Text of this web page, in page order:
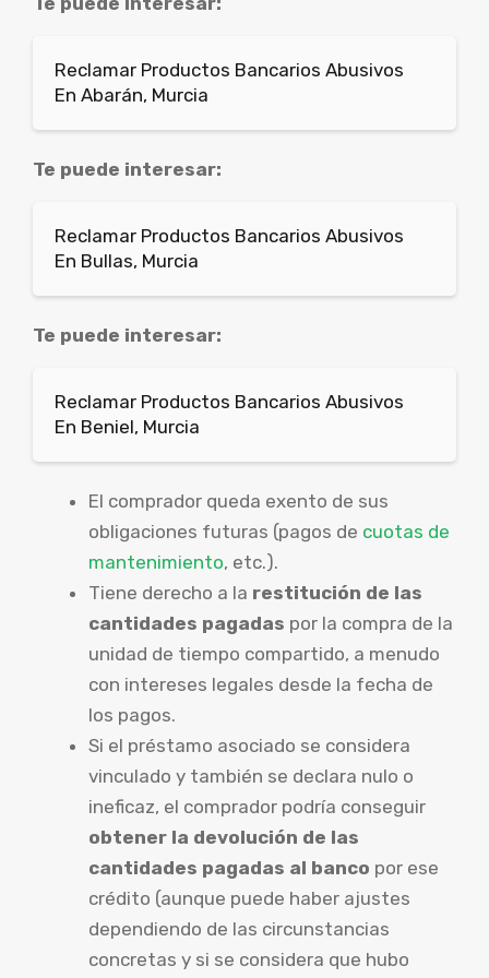
Reclamar Productos Bancarios Abusivos
En Abarán, Murcia
Te puede interesar:
Reclamar Productos Bancarios Abusivos
En Bullas, Murcia
Te puede interesar:
Reclamar Productos Bancarios Abusivos
En Beniel, Murcia
El comprador queda exento de sus
obligaciones futuras (pagos de cuotas de
mantenimiento, etc.).
Tiene derecho a la restitución de las
cantidades pagadas por la compra de la
unidad de tiempo compartido, a menudo
con intereses legales desde la fecha de
los pagos.
Si el préstamo asociado se considera
vinculado y también se declara nulo o
ineficaz, el comprador podría conseguir
obtener la devolución de las
cantidades pagadas al banco por ese
crédito (aunque puede haber ajustes
dependiendo de las circunstancias
concretas y si se considera que hubo